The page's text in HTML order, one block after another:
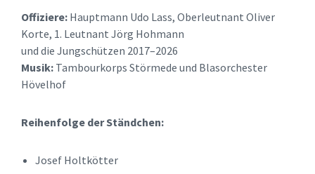
Offiziere: Hauptmann Udo Lass, Oberleutnant Oliver
Korte, 1. Leutnant Jörg Hohmann
und die Jungschützen 2017–2026
Musik: Tambourkorps Störmede und Blasorchester
Hövelhof
Reihenfolge der Ständchen:
Josef Holtkötter